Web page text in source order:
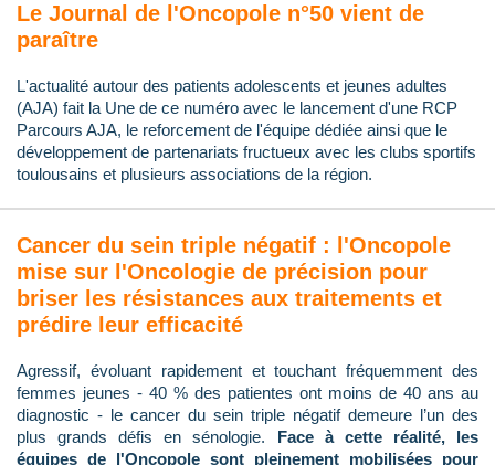
Le Journal de l'Oncopole n°50 vient de
paraître
L'actualité autour des patients adolescents et jeunes adultes
(AJA) fait la Une de ce numéro avec le lancement d'une RCP
Parcours AJA, le reforcement de l'équipe dédiée ainsi que le
développement de partenariats fructueux avec les clubs sportifs
toulousains et plusieurs associations de la région.
Cancer du sein triple négatif : l'Oncopole
mise sur l'Oncologie de précision pour
briser les résistances aux traitements et
prédire leur efficacité
Agressif, évoluant rapidement et touchant fréquemment des
femmes jeunes - 40 % des patientes ont moins de 40 ans au
diagnostic - le cancer du sein triple négatif demeure l’un des
plus grands défis en sénologie. Face à cette réalité, les
équipes de l'Oncopole sont pleinement mobilisées pour